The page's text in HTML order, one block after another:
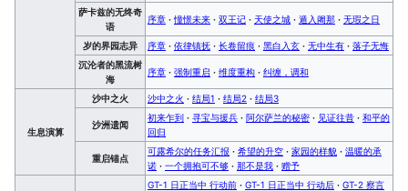
萨卡兹的无终奇
语
序章 · 憧憬未来 · 双王记 · 天使之城 · 遁入阇那 · 无瑕之日
岁的界园志异 序章 · 依律镇抚 · 长卷留痕 · 黑白入玄 · 无中生有 · 落子无悔
沉沦者的黑流树
海
序章 · 强制重启 · 维度重构 · 纠缠，调和
生息演算
沙中之火 沙中之火 · 结局1 · 结局2 · 结局3
沙洲遗闻
初来乍到 · 寻宝与援兵 · 阿尔萨兰的秘密 · 见证往昔 · 和平的
回归
重启锚点
可露希尔的任务汇报 · 希望的升空 · 家园的样貌 · 温暖的承
诺 · 一个拥抱可不够 · 那不是我 · 赠予
GT-1 日正当中 行动前 · GT-1 日正当中 行动后 · GT-2 察言